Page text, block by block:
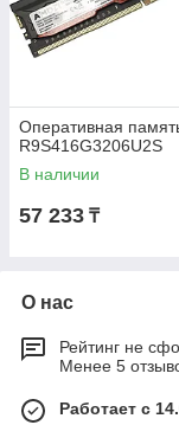
Оперативная
R9S416G3206U2S
В наличии
57 233 ₸
О нас
Рейтинг не
Менее 5
Работает с